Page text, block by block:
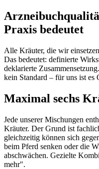
Praxis bedeutet
Alle Kräuter, die wir
Das bedeutet: definierte
deklarierte
kein Standard – für uns ist es
Maximal sechs
Jede unserer Mischungen
Kräuter. Der Grund ist
gleichzeitig können sich
beim Pferd senken oder die
abschwächen. Gezielte
mehr".